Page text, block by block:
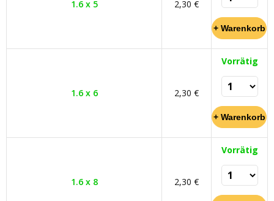
1.6 x 5 2,30 €
1.6 x 6 2,30 €
Vorrätig
1.6 x 8 2,30 €
Vorrätig